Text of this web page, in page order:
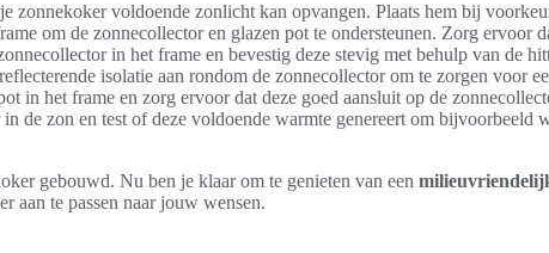
zonnekoker voldoende zonlicht kan opvangen. Plaats hem bij
om de zonnecollector en glazen pot te ondersteunen. Zorg ervoor
in het frame en bevestig deze stevig met behulp van de
isolatie aan rondom de zonnecollector om te zorgen voor
in het frame en zorg ervoor dat deze goed aansluit op de
de zon en test of deze voldoende warmte genereert om bijvoorbeeld
gebouwd. Nu ben je klaar om te genieten van een
aan te passen naar jouw wensen.